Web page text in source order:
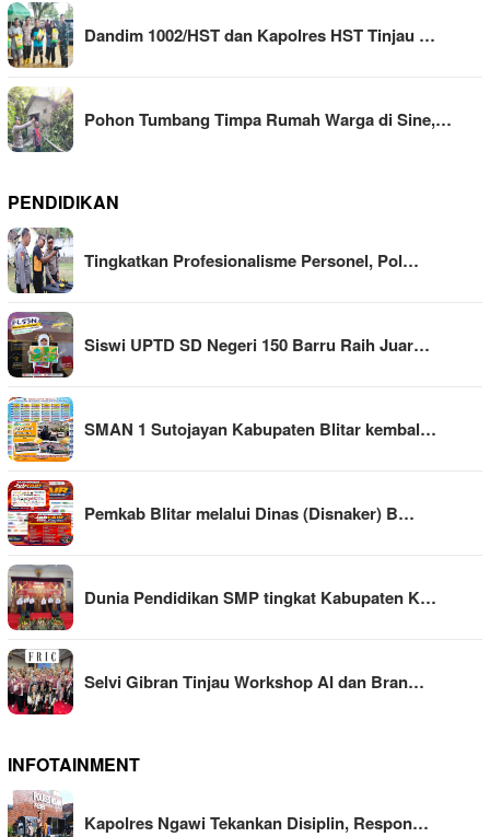
Dandim 1002/HST dan Kapolres HST Tinjau …
Pohon Tumbang Timpa Rumah Warga di Sine,…
PENDIDIKAN
Tingkatkan Profesionalisme Personel, Pol…
Siswi UPTD SD Negeri 150 Barru Raih Juar…
SMAN 1 Sutojayan Kabupaten Blitar kembal…
Pemkab Blitar melalui Dinas (Disnaker) B…
Dunia Pendidikan SMP tingkat Kabupaten K…
Selvi Gibran Tinjau Workshop AI dan Bran…
INFOTAINMENT
Kapolres Ngawi Tekankan Disiplin, Respon…